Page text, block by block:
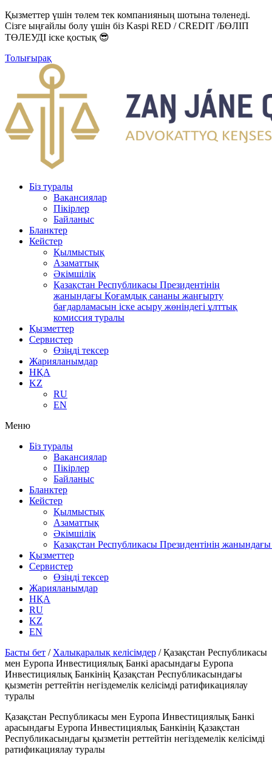
Қызметтер үшін төлем тек компанияның шотына төленеді.
Сізге ыңғайлы болу үшін біз Kaspi RED / CREDIT /БӨЛІП
ТӨЛЕУДІ іске қостық 😎
Толығырақ
Біз туралы
Вакансиялар
Пікірлер
Байланыс
Бланктер
Кейстер
Қылмыстық
Азаматтық
Әкімшілік
Қазақстан Республикасы Президентінің
жанындағы Қоғамдық сананы жаңғырту
бағдарламасын іске асыру жөніндегі ұлттық
комиссия туралы
Қызметтер
Сервистер
Өзіңді тексер
Жарияланымдар
НҚА
KZ
RU
EN
Меню
Біз туралы
Вакансиялар
Пікірлер
Байланыс
Бланктер
Кейстер
Қылмыстық
Азаматтық
Әкімшілік
Қазақстан Республикасы Президентінің
Қызметтер
Сервистер
Өзіңді тексер
Жарияланымдар
НҚА
RU
KZ
EN
Басты бет / Халықаралық келісімдер /Қазақстан Республикасы
мен Еуропа Инвестициялық Банкі арасындағы Еуропа
Инвестициялық Банкінің Қазақстан Республикасындағы
қызметін реттейтін негіздемелік келісімді ратификациялау
туралы
Қазақстан Республикасы мен Еуропа Инвестициялық Банкі
арасындағы Еуропа Инвестициялық Банкінің Қазақстан
Республикасындағы қызметін реттейтін негіздемелік келісімді
ратификациялау туралы